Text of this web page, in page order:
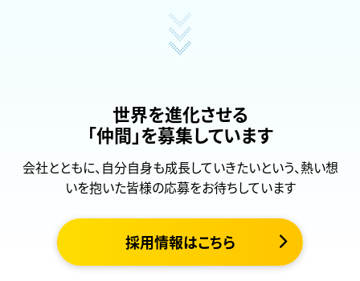
世界を進化させる
「仲間」を募集しています
会社とともに、自分自身も成長していきたいという、熱い想
いを抱いた皆様の応募をお待ちしています
採用情報はこちら